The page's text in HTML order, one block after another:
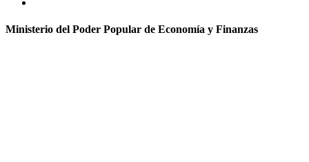
Ministerio del Poder Popular de Economía y Finanzas